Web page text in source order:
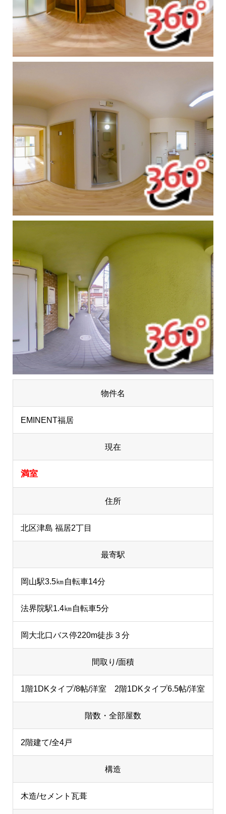
物件名
EMINENT福居
現在
満室
住所
北区津島 福居2丁目
最寄駅
岡山駅3.5㎞自転車14分
法界院駅1.4㎞自転車5分
岡大北口バス停220m徒歩３分
間取り/面積
1階1DKタイプ/8帖/洋室 2階1DKタイプ6.5帖/洋室
階数・全部屋数
2階建て/全4戸
構造
木造/セメント瓦葺